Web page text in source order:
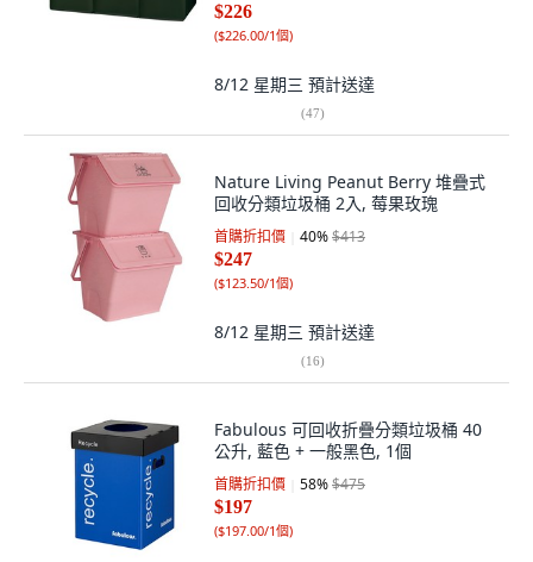
$226
($226.00/1個)
8/12 星期三 預計送達
(47)
Nature Living Peanut Berry 堆疊式
回收分類垃圾桶 2入, 莓果玫瑰
首購折扣價 40%$413
$247
($123.50/1個)
8/12 星期三 預計送達
(16)
Fabulous 可回收折疊分類垃圾桶 40
公升, 藍色 + 一般黑色, 1個
首購折扣價 58%$475
$197
($197.00/1個)